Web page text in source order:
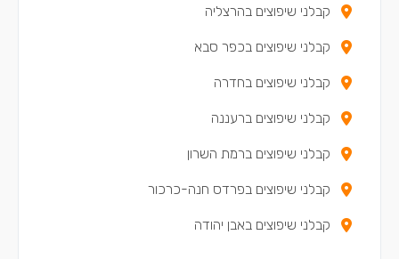
קבלני שיפוצים בהרצליה
קבלני שיפוצים בכפר סבא
קבלני שיפוצים בחדרה
קבלני שיפוצים ברעננה
קבלני שיפוצים ברמת השרון
קבלני שיפוצים בפרדס חנה-כרכור
קבלני שיפוצים באבן יהודה